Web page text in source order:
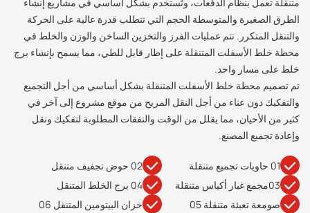
الطرق الصغيرة والمتوسطة الحجم التي تتطلب قدرة عالية على الحركة
والتنقل المتكرر. تتم عمليات الفرز والتخزين الساخن والوزن والخلط في
محطة خلط الأسفلت المتنقلة على إطار قابل للطي، مما يسمح بإنشاء برج
خلط على مسار واحد.
تم تصميم محطة خلط الأسفلت المتنقلة بشكل أساسي من أجل التجميع
والتفكيك دون عناء من أجل النقل المريح من موقع مشروع إلى آخر في
كثير من الأحيان، مما يقلل من الوقت والنفقات المطلوبة لتفكيك ونقل
وإعادة تجميع المصنع.
01 حاويات تجميع متنقلة
02 حوض تجفيف متنقل
03مجمع غبار أكياس متنقلة
04 برج الخلط المتنقل
صومعة تعبئة متنقلة 05
خزان البيتومين المتنقل 06